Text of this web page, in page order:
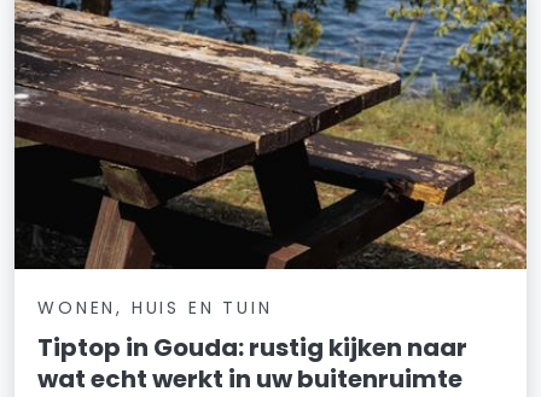
WONEN, HUIS EN TUIN
Tiptop in Gouda: rustig kijken naar
wat echt werkt in uw buitenruimte